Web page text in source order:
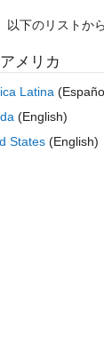
GIS
information. Is
import GIS
ト
メントする。
以下のリストか
メリカ
Latina
(English)
States (English)